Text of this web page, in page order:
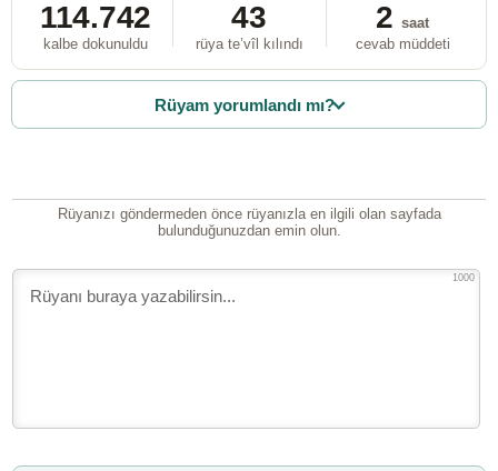
114.742
kalbe dokunuldu
43
rüya te’vîl kılındı
2 saat
cevab müddeti
Rüyam yorumlandı mı?
Rüyanızı göndermeden önce rüyanızla en ilgili olan sayfada
bulunduğunuzdan emin olun.
1000